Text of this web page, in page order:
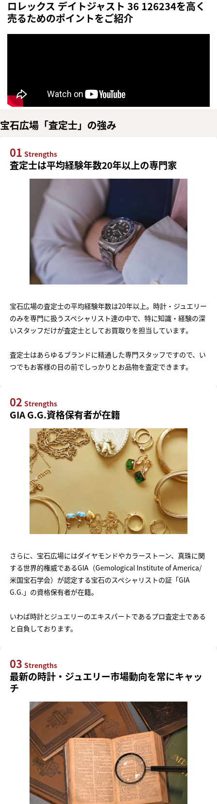
ロレックス デイトジャスト 36 126234を高く
売るためのポイントをご紹介
宝石広場「査定士」の強み
01 Strengths
査定士は平均経験年数20年以上の専門家
宝石広場の査定士の平均経験年数は20年以上。時計・ジュエリー
のみを専門に扱うスペシャリスト達の中で、特に知識・経験の深
いスタッフだけが査定士としてお買取りを担当しています。
査定士はあらゆるブランドに精通した専門スタッフですので、い
つでもお客様の目の前でしっかりとお品物を査定できます。
02 Strengths
GIA G.G.資格保有者が在籍
さらに、宝石広場にはダイヤモンドやカラーストーン、真珠に関
する世界的権威であるGIA（Gemological Institute of America/
米国宝石学会）が認定する宝石のスペシャリストの証「GIA
G.G.」の資格保有者が在籍。
いわば時計とジュエリーのエキスパートであるプロ査定士である
と自負しております。
03 Strengths
最新の時計・ジュエリー市場動向を常にキャッ
チ